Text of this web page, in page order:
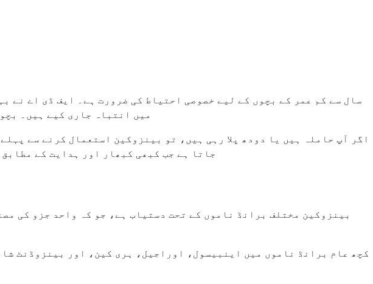
میں انتباہ جاری کیے ہیں۔
اگر آپ حاملہ ہیں یا دودھ پلا رہی ہیں، تو بینزوکین استعمال کرنے سے
جاتا ہے جب کبھی کبھار اور ہدایت کے
بینزوکین مختلف برانڈ ناموں کے تحت دستیاب ہے، جو کہ واحد جزو کی
کچھ عام برانڈ ناموں میں اینبیسول، اوراجیل، ہری کین، اور بینزوڈنٹ